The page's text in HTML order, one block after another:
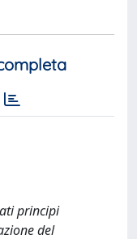
principi
del